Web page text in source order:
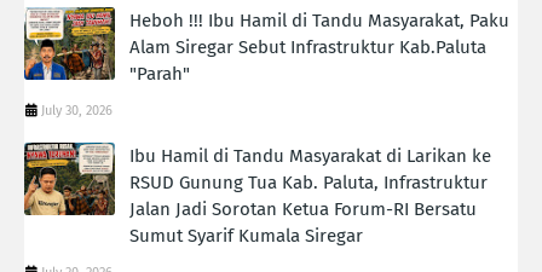
Heboh !!! Ibu Hamil di Tandu Masyarakat, Paku
Alam Siregar Sebut Infrastruktur Kab.Paluta
"Parah"
July 30, 2026
Ibu Hamil di Tandu Masyarakat di Larikan ke
RSUD Gunung Tua Kab. Paluta, Infrastruktur
Jalan Jadi Sorotan Ketua Forum-RI Bersatu
Sumut Syarif Kumala Siregar